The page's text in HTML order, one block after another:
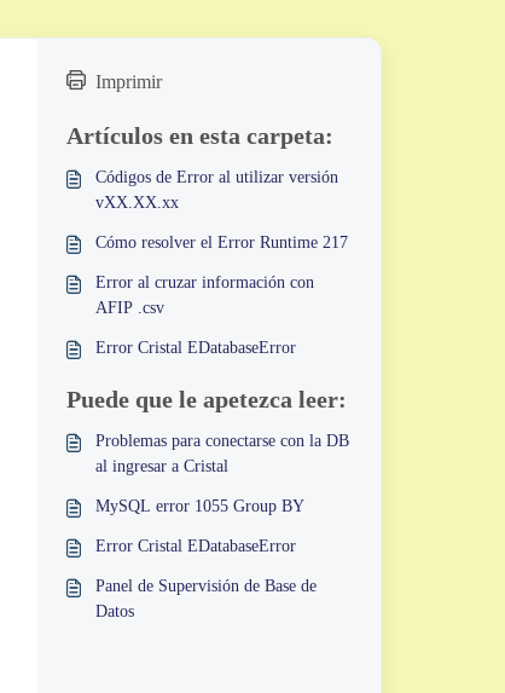
Imprimir
Artículos en esta carpeta:
Códigos de Error al utilizar versión
vXX.XX.xx
Cómo resolver el Error Runtime 217
Error al cruzar información con
AFIP .csv
Error Cristal EDatabaseError
Puede que le apetezca leer:
Problemas para conectarse con la DB
al ingresar a Cristal
MySQL error 1055 Group BY
Error Cristal EDatabaseError
Panel de Supervisión de Base de
Datos